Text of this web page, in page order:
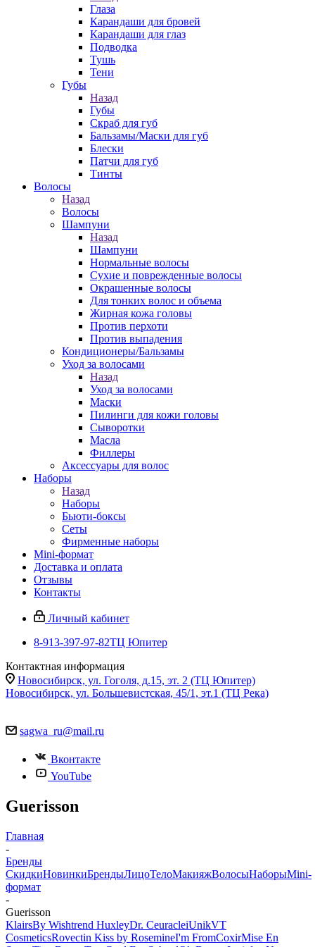
Глаза
Карандаши для бровей
Карандаши для глаз
Подводка
Тушь
Тени
Губы
Назад
Губы
Скраб для губ
Бальзамы/Маски для губ
Блески
Патчи для губ
Тинты
Волосы
Назад
Волосы
Шампуни
Назад
Шампуни
Нормальные волосы
Сухие и поврежденные волосы
Окрашенные волосы
Для тонких волос и объема
Жирная кожа головы
Против перхоти
Против выпадения
Кондиционеры/Бальзамы
Уход за волосами
Назад
Уход за волосами
Маски
Пилинги для кожи головы
Сыворотки
Масла
Филлеры
Аксессуары для волос
Наборы
Назад
Наборы
Бьюти-боксы
Сеты
Фирменные наборы
Mini-формат
Доставка и оплата
Отзывы
Контакты
Личный кабинет
8-913-397-97-82ТЦ Юпитер
Контактная информация
Новосибирск, ул. Гоголя, д.15, эт. 2 (ТЦ Юпитер)
Новосибирск, ул. Большевистская, 45/1, эт.1 (ТЦ Река)
sagwa_ru@mail.ru
Вконтакте
YouTube
Guerisson
Главная
-
Бренды
СкидкиНовинкиБрендыЛицоТелоМакияжВолосыНаборыMini-
формат
-
Guerisson
KlairsBy Wishtrend HuxleyDr. CeuracleiUnikVT
CosmeticsRovectin Kiss by RosemineI'm FromCoxirMise En